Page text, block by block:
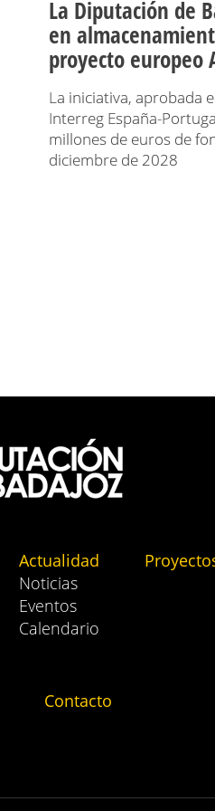
La Diputación de
en
proyecto europeo
La iniciativa, aprobada
Interreg España-
millones de euros de
diciembre de 2028
Actualidad
Noticias
Eventos
Calendario
Contacto